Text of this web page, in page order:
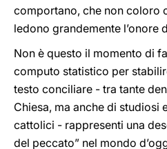
comportano, che non coloro
ledono grandemente l’onore
Non è questo il momento di
computo statistico per
testo conciliare - tra tante
Chiesa, ma anche di studiosi
cattolici - rappresenti una
del peccato” nel mondo